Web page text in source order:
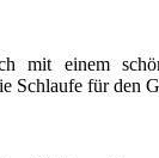
mit einem
Schlaufe für den